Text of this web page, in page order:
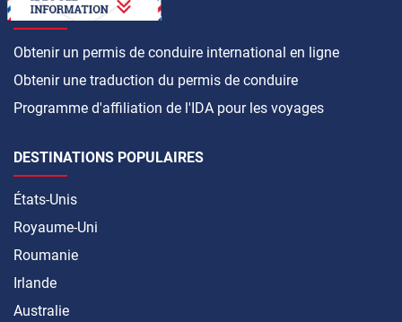
COMMENT FAIRE
Obtenir un permis de conduire international en ligne
Obtenir une traduction du permis de conduire
Programme d'affiliation de l'IDA pour les voyages
DESTINATIONS POPULAIRES
États-Unis
Royaume-Uni
Roumanie
Irlande
Australie